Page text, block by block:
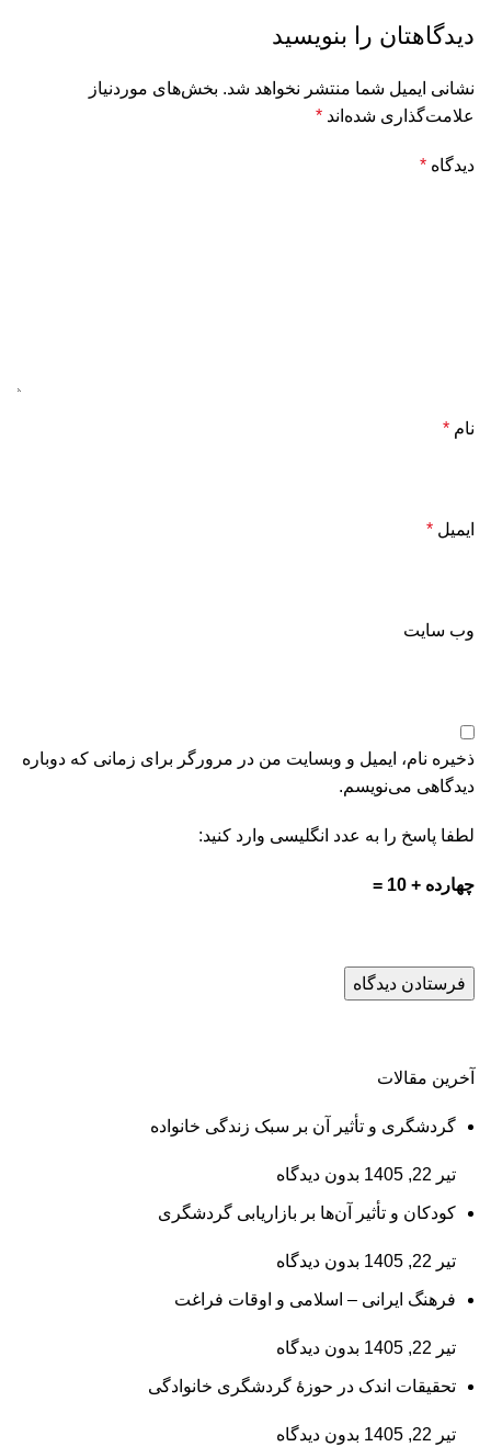
دیدگاهتان را بنویسید
نشانی ایمیل شما منتشر نخواهد شد. بخش‌های موردنیاز
علامت‌گذاری شده‌اند *
دیدگاه *
نام *
ایمیل *
وب‌ سایت
ذخیره نام، ایمیل و وبسایت من در مرورگر برای زمانی که دوباره
دیدگاهی می‌نویسم.
لطفا پاسخ را به عدد انگلیسی وارد کنید:
چهارده + 10 =
آخرین مقالات
گردشگری و تأثیر آن بر سبک زندگی خانواده
تیر 22, 1405 بدون دیدگاه
کودکان و تأثیر آن‌ها بر بازاریابی گردشگری
تیر 22, 1405 بدون دیدگاه
فرهنگ ایرانی – اسلامی و اوقات فراغت
تیر 22, 1405 بدون دیدگاه
تحقیقات اندک در حوزۀ گردشگری خانوادگی
تیر 22, 1405 بدون دیدگاه